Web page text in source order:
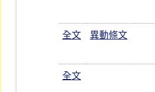
全文 異動條文
全文